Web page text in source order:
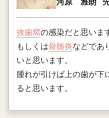
河原 雅朗
抜歯窩の感染だと思いま
もしくは骨髄炎などであ
いと思います。
腫れが引けば上の歯が下
ると思います。